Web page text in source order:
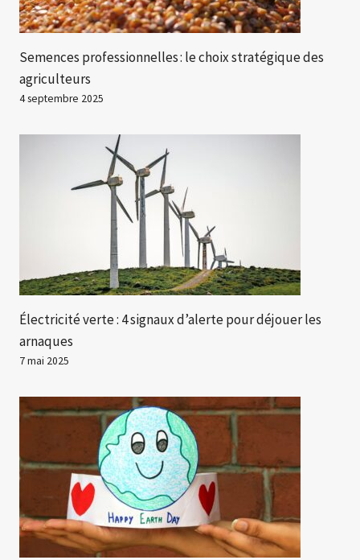
Semences professionnelles : le choix stratégique des
agriculteurs
4 septembre 2025
Électricité verte : 4 signaux d’alerte pour déjouer les
arnaques
7 mai 2025